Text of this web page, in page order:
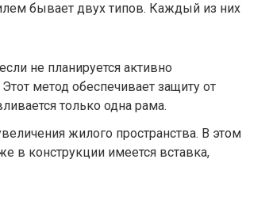
бывает двух типов. Каждый из них
не планируется активно
метод обеспечивает защиту от
только одна рама.
жилого пространства. В этом
в конструкции имеется вставка,